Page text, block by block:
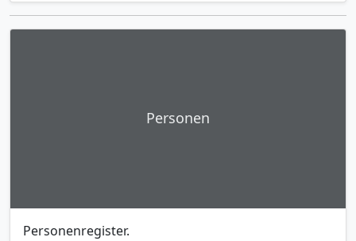
Personen
Personenregister.